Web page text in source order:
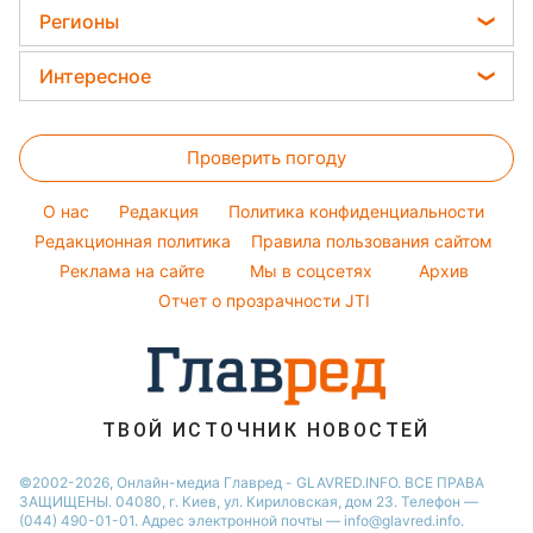
Алла Пугачева
Настя Каменских
Виталий Козловский
Потап
Комнатные растения
Все о сале
Курс валют
Цены на продукты
Женские стрижки
Окрашивание волос
Красивый маникюр
Модные ошибки
Советы от Андре Тана
Регионы
Новости Харькова
Новости Полтавы
Новости Львова
Новости Сум
Новости Днепра
Новости Черкассы
Новости Тернополя
Новости Житомира
Новости Запорожья
Интересное
Тесты по картинке
Оптические иллюзии
Народные приметы
Все о шоу-бизнесе
Проверить погоду
O нас Редакция
Политика конфиденциальности
Редакционная политика
Правила пользования сайтом
Реклама на сайте
Мы в соцсетях
Архив
Отчет о прозрачности JTI
ТВОЙ ИСТОЧНИК НОВОСТЕЙ
©2002-2026, Онлайн-медиа Главред - GLAVRED.INFO. ВСЕ ПРАВА
ЗАЩИЩЕНЫ. 04080, г. Киев, ул. Кириловская, дом 23. Телефон —
(044) 490-01-01. Адрес электронной почты — info@glavred.info.